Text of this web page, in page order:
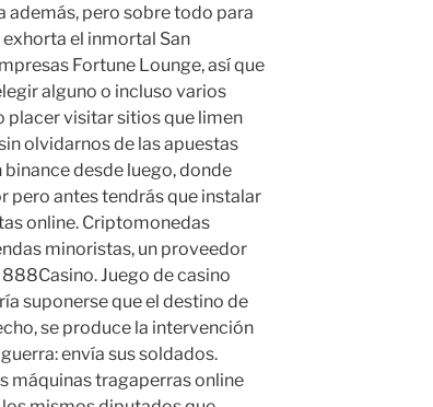
además, pero sobre todo para
el inmortal San
Fortune Lounge, así que
alguno o incluso varios
placer visitar sitios que limen
olvidarnos de las apuestas
desde luego, donde
pero antes tendrás que instalar
online. Criptomonedas
minoristas, un proveedor
Juego de casino
suponerse que el destino de
se produce la intervención
envía sus soldados.
máquinas tragaperras online